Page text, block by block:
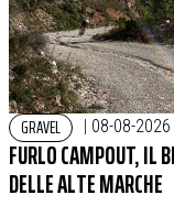
GRAVEL | 08-08-2026
FURLO CAMPOUT, IL
DELLE ALTE MARCHE